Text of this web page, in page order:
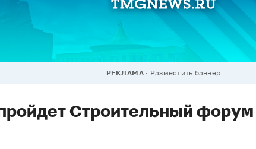
РЕКЛАМА Разместить баннер
Строительный форум